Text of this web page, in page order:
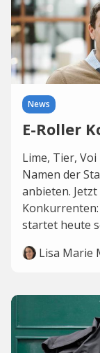
News
E-Roller
Lime, Tier,
Namen der
anbieten.
startet heute
Lisa Marie